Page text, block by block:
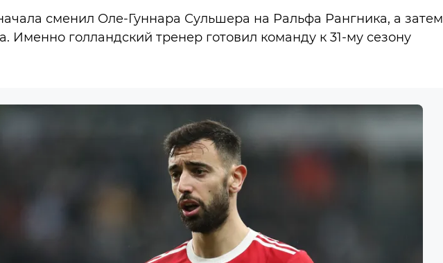
сменил Оле-Гуннара Сульшера на Ральфа Рангника, а затем
Именно голландский тренер готовил команду к 31-му сезону